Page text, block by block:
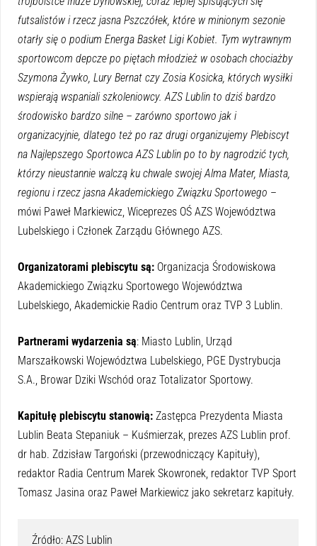
futsalistów i rzecz jasna Pszczółek, które w minionym sezonie
otarły się o podium Energa Basket Ligi Kobiet. Tym wytrawnym
sportowcom depcze po piętach młodzież w osobach chociażby
Szymona Żywko, Lury Bernat czy Zosia Kosicka, których wysiłki
wspierają wspaniali szkoleniowcy. AZS Lublin to dziś bardzo
środowisko bardzo silne – zarówno sportowo jak i
organizacyjnie, dlatego też po raz drugi organizujemy Plebiscyt
na Najlepszego Sportowca AZS Lublin po to by nagrodzić tych,
którzy nieustannie walczą ku chwale swojej Alma Mater, Miasta,
regionu i rzecz jasna Akademickiego Związku Sportowego –
mówi Paweł Markiewicz, Wiceprezes OŚ AZS Województwa
Lubelskiego i Członek Zarządu Głównego AZS.
Organizatorami plebiscytu są: Organizacja Środowiskowa
Akademickiego Związku Sportowego Województwa
Lubelskiego, Akademickie Radio Centrum oraz TVP 3 Lublin.
Partnerami wydarzenia są: Miasto Lublin, Urząd
Marszałkowski Województwa Lubelskiego, PGE Dystrybucja
S.A., Browar Dziki Wschód oraz Totalizator Sportowy.
Kapitułę plebiscytu stanowią: Zastępca Prezydenta Miasta
Lublin Beata Stepaniuk – Kuśmierzak, prezes AZS Lublin prof.
dr hab. Zdzisław Targoński (przewodniczący Kapituły),
redaktor Radia Centrum Marek Skowronek, redaktor TVP Sport
Tomasz Jasina oraz Paweł Markiewicz jako sekretarz kapituły.
Źródło: AZS Lublin